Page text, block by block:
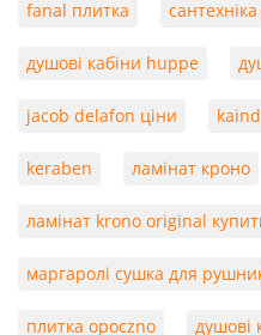
fanal плитка
душові кабіни huppe
jacob delafon ціни
keraben ламінат кроно
ламінат krono original
маргаролі сушка для
плитка opoczno душові